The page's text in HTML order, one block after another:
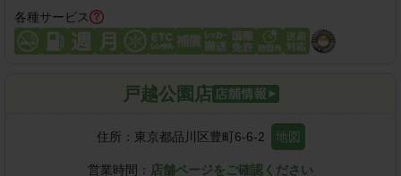
各種サービス
戸越公園店
住所： 東京都品川区豊町6-6-2 地図
営業時間： 店舗ページをご確認ください